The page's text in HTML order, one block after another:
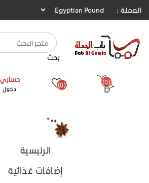
العملة :
بحث
حسابي
دخول (0) (0)
الرئيسية
إضافات غذائية